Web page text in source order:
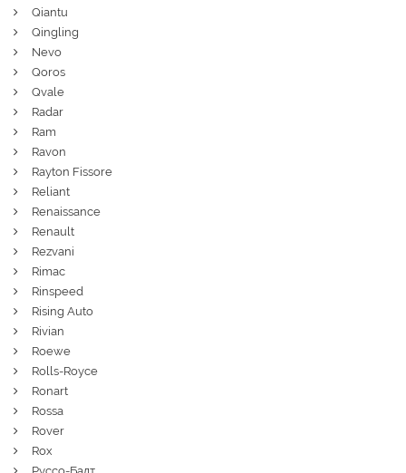
Qiantu
Qingling
Nevo
Qoros
Qvale
Radar
Ram
Ravon
Rayton Fissore
Reliant
Renaissance
Renault
Rezvani
Rimac
Rinspeed
Rising Auto
Rivian
Roewe
Rolls-Royce
Ronart
Rossa
Rover
Rox